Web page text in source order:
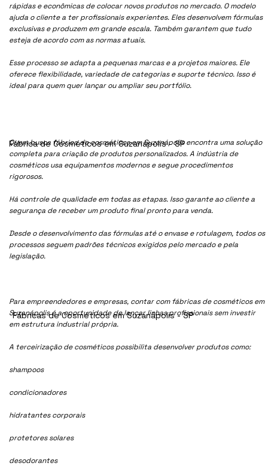
rápidas e econômicas de colocar novos produtos no mercado. O modelo
ajuda o cliente a ter profissionais experientes. Eles desenvolvem fórmulas
exclusivas e produzem em grande escala. Também garantem que tudo
esteja de acordo com as normas atuais.
Esse processo se adapta a pequenas marcas e a projetos maiores. Ele
oferece flexibilidade, variedade de categorias e suporte técnico. Isso é
ideal para quem quer lançar ou ampliar seu portfólio.
Quem busca fábrica de cosméticos em Suzanápolis encontra uma solução
completa para criação de produtos personalizados. A indústria de
cosméticos usa equipamentos modernos e segue procedimentos
rigorosos.
Há controle de qualidade em todas as etapas. Isso garante ao cliente a
segurança de receber um produto final pronto para venda.
Desde o desenvolvimento das fórmulas até o envase e rotulagem, todos os
processos seguem padrões técnicos exigidos pelo mercado e pela
legislação.
Para empreendedores e empresas, contar com fábricas de cosméticos em
Suzanápolis é a oportunidade de lançar linhas profissionais sem investir
em estrutura industrial própria.
A terceirização de cosméticos possibilita desenvolver produtos como:
shampoos
condicionadores
hidratantes corporais
protetores solares
desodorantes
Fábrica de Cosméticos em Suzanápolis - SP
Fábricas de Cosméticos em Suzanápolis - SP